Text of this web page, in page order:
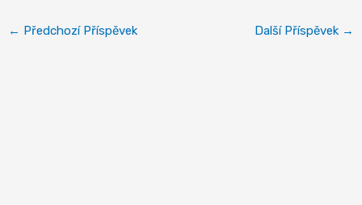
← Předchozí Příspěvek Další Příspěvek →